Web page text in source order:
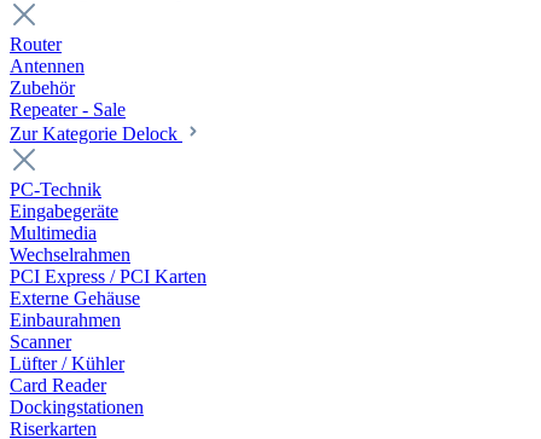
Router
Antennen
Zubehör
Repeater - Sale
Zur Kategorie Delock
PC-Technik
Eingabegeräte
Multimedia
Wechselrahmen
PCI Express / PCI Karten
Externe Gehäuse
Einbaurahmen
Scanner
Lüfter / Kühler
Card Reader
Dockingstationen
Riserkarten